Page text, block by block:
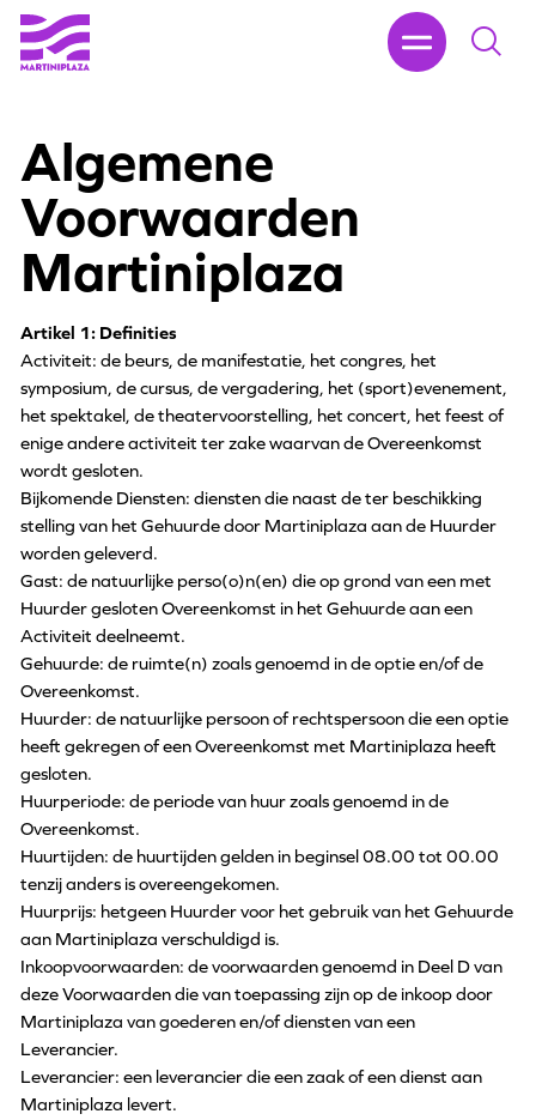
Algemene
Voorwaarden
Martiniplaza
Artikel 1: Definities
Activiteit: de beurs, de manifestatie, het congres, het
symposium, de cursus, de vergadering, het (sport)evenement,
het spektakel, de theatervoorstelling, het concert, het feest of
enige andere activiteit ter zake waarvan de Overeenkomst
wordt gesloten.
Bijkomende Diensten: diensten die naast de ter beschikking
stelling van het Gehuurde door Martiniplaza aan de Huurder
worden geleverd.
Gast: de natuurlijke perso(o)n(en) die op grond van een met
Huurder gesloten Overeenkomst in het Gehuurde aan een
Activiteit deelneemt.
Gehuurde: de ruimte(n) zoals genoemd in de optie en/of de
Overeenkomst.
Huurder: de natuurlijke persoon of rechtspersoon die een optie
heeft gekregen of een Overeenkomst met Martiniplaza heeft
gesloten.
Huurperiode: de periode van huur zoals genoemd in de
Overeenkomst.
Huurtijden: de huurtijden gelden in beginsel 08.00 tot 00.00
tenzij anders is overeengekomen.
Huurprijs: hetgeen Huurder voor het gebruik van het Gehuurde
aan Martiniplaza verschuldigd is.
Inkoopvoorwaarden: de voorwaarden genoemd in Deel D van
deze Voorwaarden die van toepassing zijn op de inkoop door
Martiniplaza van goederen en/of diensten van een
Leverancier.
Leverancier: een leverancier die een zaak of een dienst aan
Martiniplaza levert.